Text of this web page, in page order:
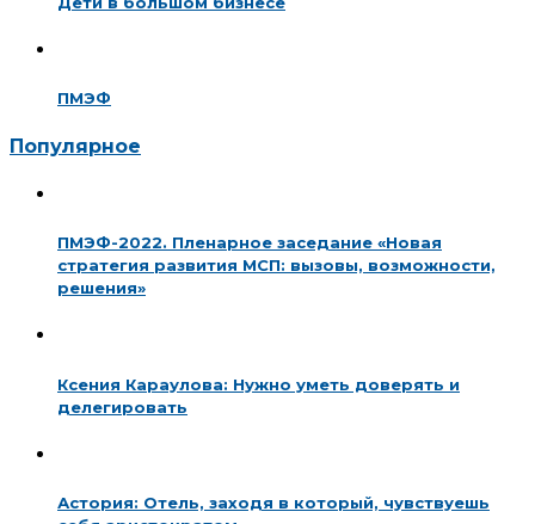
ПМЭФ
Популярное
ПМЭФ-2022. Пленарное заседание «Новая
стратегия развития МСП: вызовы, возможности,
решения»
Ксения Караулова: Нужно уметь доверять и
делегировать
Астория: Отель, заходя в который, чувствуешь